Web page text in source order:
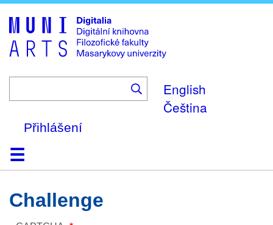
to
main
content
English
Čeština
Přihlášení
DomůKolekce
Prohlížení
Vyhledávání
O platformě
Nápověda
KontaktDigitalia
Challenge